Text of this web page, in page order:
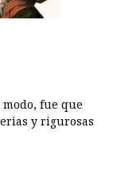
fue que
y rigurosas